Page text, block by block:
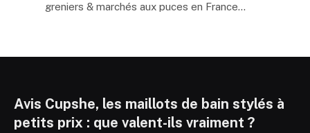
greniers & marchés aux puces en France…
Avis Cupshe, les maillots de bain stylés à
petits prix : que valent-ils vraiment ?